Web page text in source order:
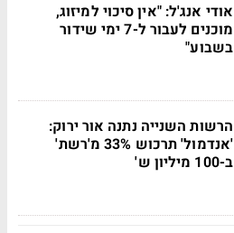
אודי אנג'ל: "אין סיכוי למיזוג,
מוכנים לעבור ל-7 ימי שידור
בשבוע"
הרשות השנייה נתנה אור ירוק:
'אנדמול' תרכוש 33% מ'רשת'
ב-100 מיליון ש'